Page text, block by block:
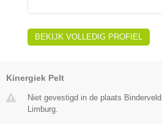
BEKIJK VOLLEDIG PROFIEL
Kinergiek Pelt
Niet gevestigd in de plaats
Limburg.